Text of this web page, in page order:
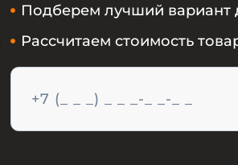
Подберем лучший вариант
Рассчитаем стоимость